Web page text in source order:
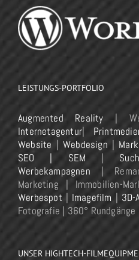
LEISTUNGS-PORTFOLIO
Augmented Reality |
Internetagentur|
Website | Webdesign |
SEO | SEM |
Werbekampagnen |
Marketing | Immobilien-
Werbespot | Imagefilm | 3D-
Fotografie | 360° Rundgänge
UNSER HIGHTECH-